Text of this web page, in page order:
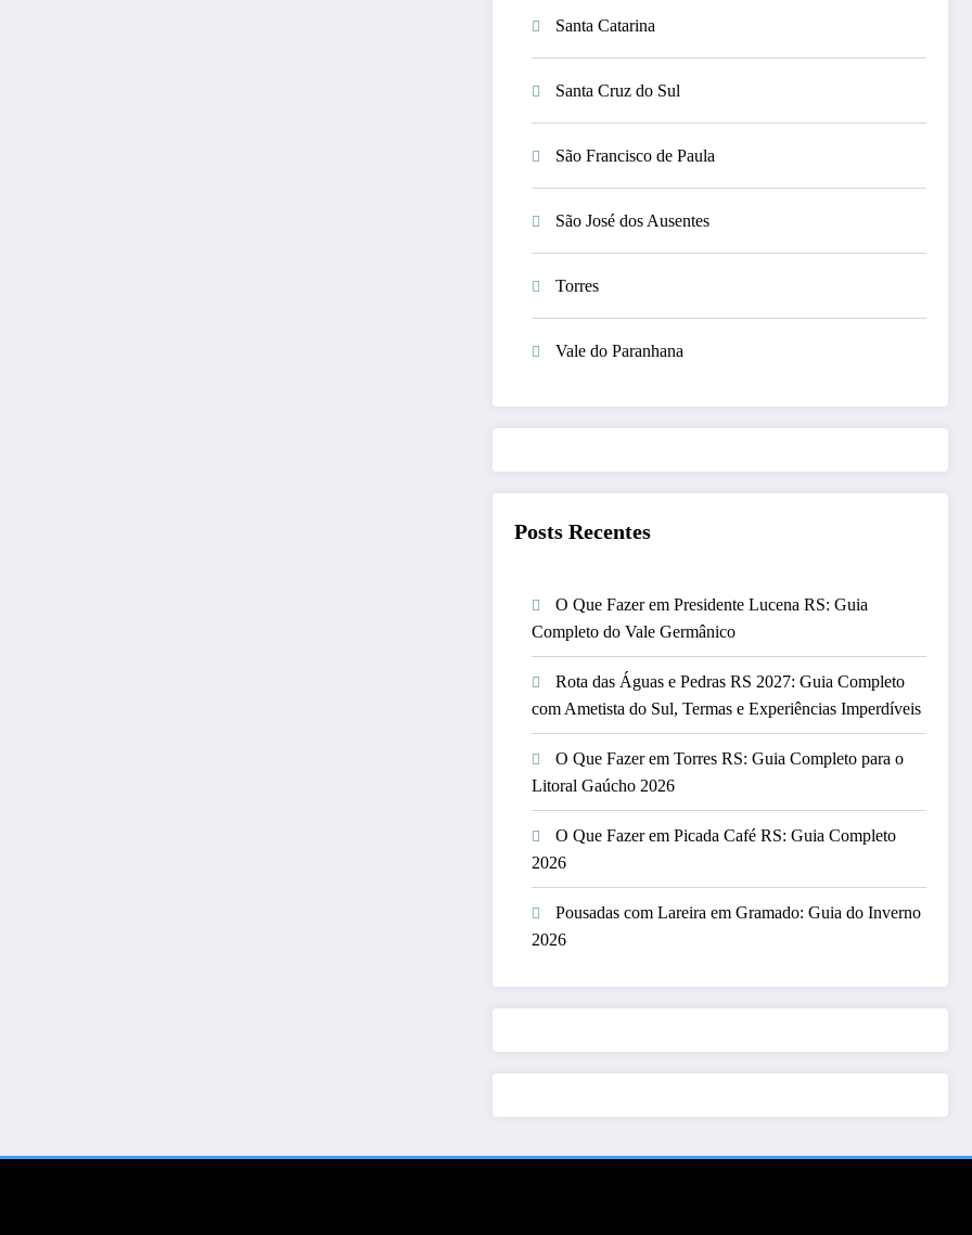
Santa Catarina
Santa Cruz do Sul
São Francisco de Paula
São José dos Ausentes
Torres
Vale do Paranhana
Posts Recentes
O Que Fazer em Presidente Lucena RS: Guia
Completo do Vale Germânico
Rota das Águas e Pedras RS 2027: Guia Completo
com Ametista do Sul, Termas e Experiências Imperdíveis
O Que Fazer em Torres RS: Guia Completo para o
Litoral Gaúcho 2026
O Que Fazer em Picada Café RS: Guia Completo
2026
Pousadas com Lareira em Gramado: Guia do Inverno
2026